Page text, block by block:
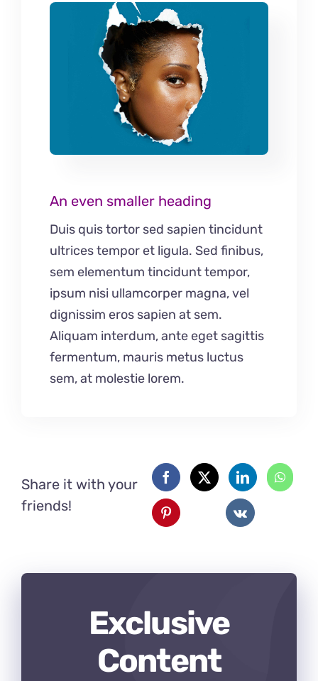
An even smaller heading
Duis quis tortor sed sapien tincidunt
ultrices tempor et ligula. Sed finibus,
sem elementum tincidunt tempor,
ipsum nisi ullamcorper magna, vel
dignissim eros sapien at sem.
Aliquam interdum, ante eget sagittis
fermentum, mauris metus luctus
sem, at molestie lorem.
Share it with your
friends!
Exclusive
Content